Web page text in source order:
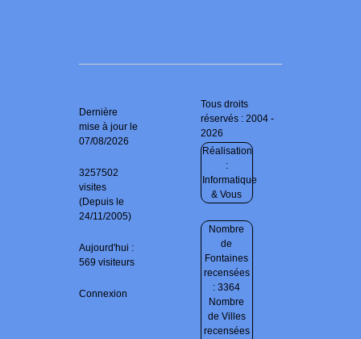
Dernière
mise à jour le
07/08/2026
3257502
visites
(Depuis le
24/11/2005)
Aujourd'hui :
569 visiteurs
Connexion
Tous droits
réservés : 2004 -
2026
Réalisation
:
Informatique
& Vous
Nombre
de
Fontaines
recensées
: 3364
Nombre
de Villes
recensées